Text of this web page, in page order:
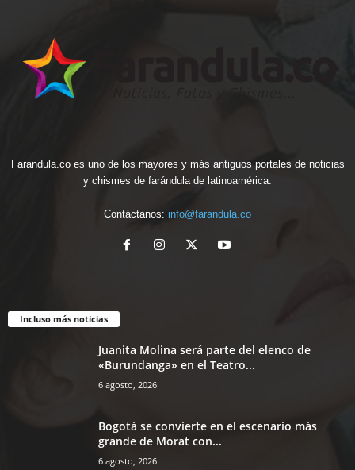
Farandula.co es uno de los mayores y más antiguos portales de noticias
y chismes de farándula de latinoamérica.
Contáctanos: info@farandula.co
Incluso más noticias
Juanita Molina será parte del elenco de
«Burundanga» en el Teatro...
6 agosto, 2026
Bogotá se convierte en el escenario más
grande de Morat con...
6 agosto, 2026